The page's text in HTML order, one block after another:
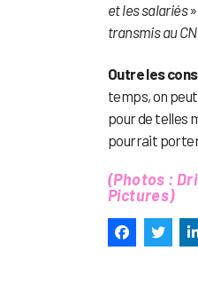
et les salariés
transmis au
Outre les
temps, on
pour de telles
pourrait
(Photos :
Pictures)